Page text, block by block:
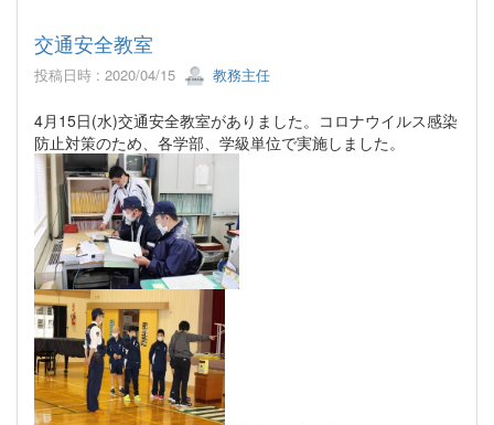
交通安全教室
投稿日時 : 2020/04/15 教務主任
4月15日(水)交通安全教室がありました。コロナウイルス感染
防止対策のため、各学部、学級単位で実施しました。